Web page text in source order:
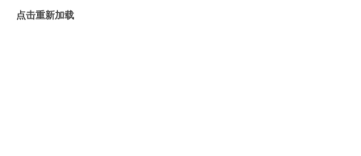
点击重新加载